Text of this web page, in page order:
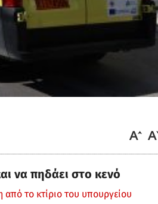
να πηδάει στο κενό
το κτίριο του υπουργείου